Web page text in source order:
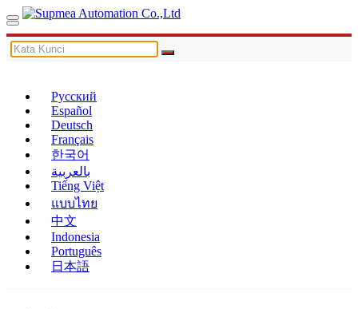
Русский
Español
Deutsch
Français
한국어
بالعربية
Tiếng Việt
แบบไทย
中文
Indonesia
Português
日本語